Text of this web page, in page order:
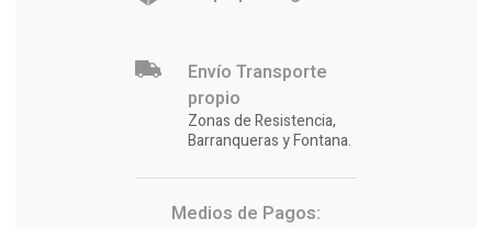
Envío Transporte
propio
Zonas de Resistencia,
Barranqueras y Fontana.
Medios de Pagos: